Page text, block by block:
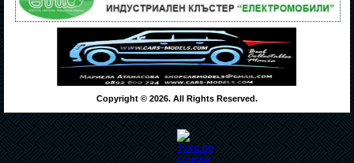
Copyright © 2026. All Rights Reserved.